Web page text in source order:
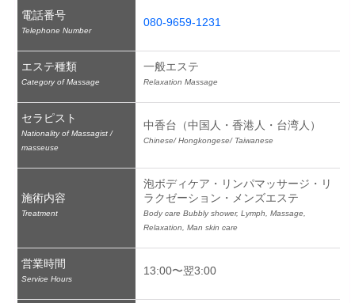
電話番号
Telephone Number
080-9659-1231
エステ種類
Category of Massage
一般エステ
Relaxation Massage
セラピスト
Nationality of Massagist /
masseuse
中香台（中国人・香港人・台湾人）
Chinese/ Hongkongese/ Taiwanese
施術内容
Treatment
泡ボディケア・リンパマッサージ・リ
ラクゼーション・メンズエステ
Body care Bubbly shower, Lymph, Massage,
Relaxation, Man skin care
営業時間
Service Hours
13:00〜翌3:00